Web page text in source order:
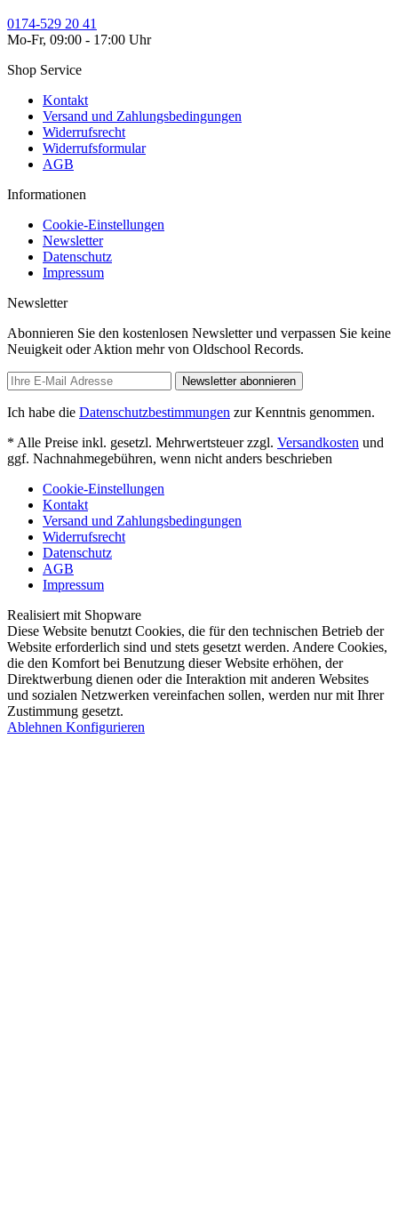
0174-529 20 41
Mo-Fr, 09:00 - 17:00 Uhr
Shop Service
Kontakt
Versand und Zahlungsbedingungen
Widerrufsrecht
Widerrufsformular
AGB
Informationen
Cookie-Einstellungen
Newsletter
Datenschutz
Impressum
Newsletter
Abonnieren Sie den kostenlosen Newsletter und verpassen Sie keine
Neuigkeit oder Aktion mehr von Oldschool Records.
Newsletter abonnieren
Ich habe die Datenschutzbestimmungen zur Kenntnis genommen.
* Alle Preise inkl. gesetzl. Mehrwertsteuer zzgl. Versandkosten und
ggf. Nachnahmegebühren, wenn nicht anders beschrieben
Cookie-Einstellungen
Kontakt
Versand und Zahlungsbedingungen
Widerrufsrecht
Datenschutz
AGB
Impressum
Realisiert mit Shopware
Diese Website benutzt Cookies, die für den technischen Betrieb der
Website erforderlich sind und stets gesetzt werden. Andere Cookies,
die den Komfort bei Benutzung dieser Website erhöhen, der
Direktwerbung dienen oder die Interaktion mit anderen Websites
und sozialen Netzwerken vereinfachen sollen, werden nur mit Ihrer
Zustimmung gesetzt.
Ablehnen Konfigurieren